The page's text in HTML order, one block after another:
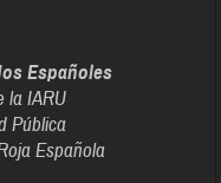
Españoles
la IARU
Pública
Española